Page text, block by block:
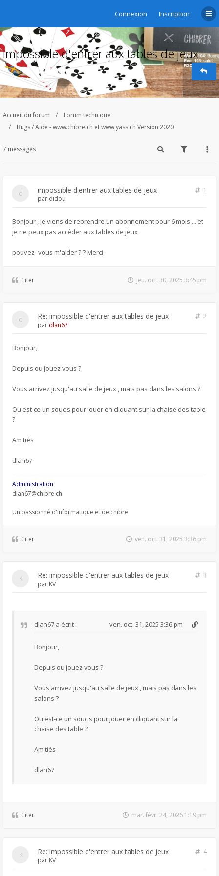
Connexion Inscription
impossible d'entrer aux tables de jeux
Accueil du forum
Forum technique
Bugs / Aide - www.chibre.ch et www.yass.ch Version 2020
7 messages
impossible d'entrer aux tables de jeux
1
par didou
Bonjour , je viens de reprendre un abonnement pour 6 mois ... et
je ne peux pas accéder aux tables de jeux .
pouvez -vous m'aider ?'? Merci
Citer jeu. oct. 30, 2025 3:45 pm
Re: impossible d'entrer aux tables de jeux
2
par dlan67
Bonjour,
Depuis ou jouez vous ?
Vous arrivez jusqu'au salle de jeux , mais pas dans les salons ?
Ou est-ce un soucis pour jouer en cliquant sur la chaise des table
?
Amitiés
dlan67
Administration
dlan67@chibre.ch
Un passionné d'informatique et de chibre.
Citer ven. oct. 31, 2025 3:36 pm
Re: impossible d'entrer aux tables de jeux
3
par KV
dlan67 a écrit : ven. oct. 31, 2025 3:36 pm
Bonjour,
Depuis ou jouez vous ?
Vous arrivez jusqu'au salle de jeux , mais pas dans les
salons ?
Ou est-ce un soucis pour jouer en cliquant sur la
chaise des table ?
Amitiés
dlan67
Citer mar. févr. 24, 2026 1:19 pm
Re: impossible d'entrer aux tables de jeux
4
par KV